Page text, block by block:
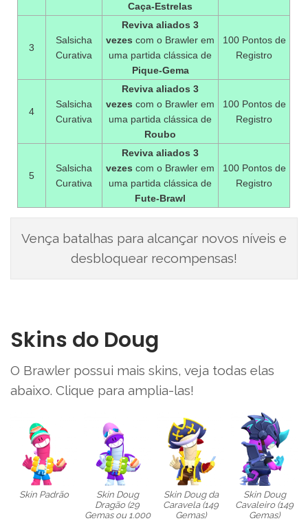
Caça-Estrelas
3
Salsicha
Curativa
Reviva aliados 3
vezes com o Brawler em
uma partida clássica de
Pique-Gema
100 Pontos de
Registro
4
Salsicha
Curativa
Reviva aliados 3
vezes com o Brawler em
uma partida clássica de
Roubo
100 Pontos de
Registro
5
Salsicha
Curativa
Reviva aliados 3
vezes com o Brawler em
uma partida clássica de
Fute-Brawl
100 Pontos de
Registro
Vença batalhas para alcançar novos níveis e
desbloquear recompensas!
Skins do Doug
O Brawler possui mais skins, veja todas elas
abaixo. Clique para amplia-las!
Skin Padrão
Skin Doug
Dragão (29
Gemas ou 1.000
Skin Doug da
Caravela (149
Gemas)
Skin Doug
Cavaleiro (149
Gemas)